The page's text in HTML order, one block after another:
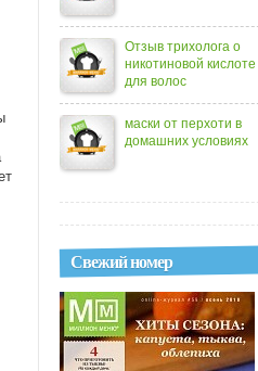
Отзыв трихолога о
никотиновой кислоте
для волос
маски от перхоти в
домашних условиях
Свежий номер